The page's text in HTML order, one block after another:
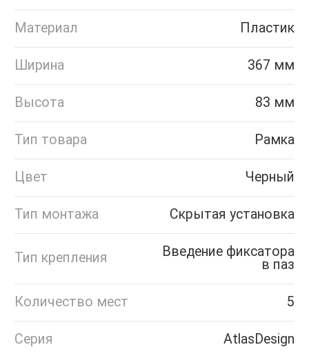
Материал Пластик
Ширина 367 мм
Высота 83 мм
Тип товара Рамка
Цвет Черный
Тип монтажа Скрытая установка
Тип крепления
Введение фиксатора
в паз
Количество мест 5
Серия AtlasDesign